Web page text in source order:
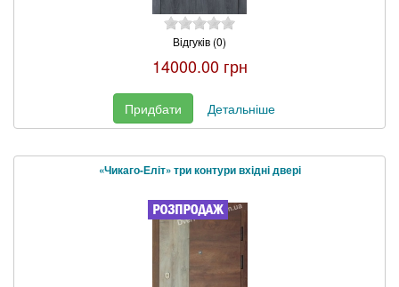
Відгуків (0)
14000.00 грн
Придбати Детальніше
«Чикаго-Еліт» три контури вхідні двері